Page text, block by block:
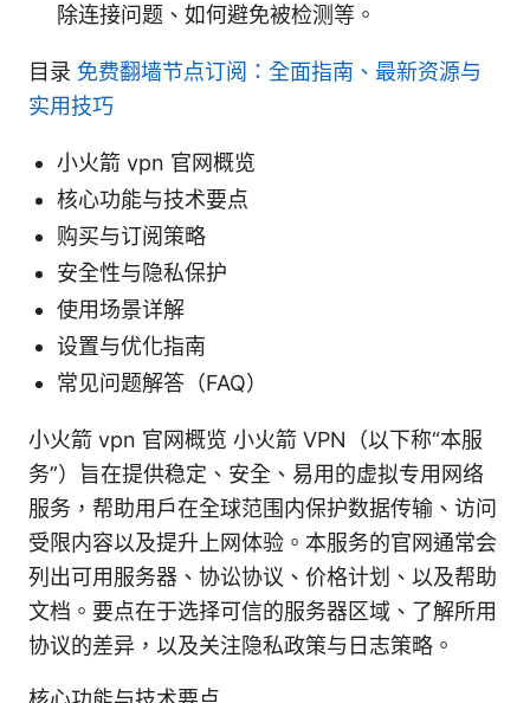
除连接问题、如何避免被检测等。
目录 免费翻墙节点订阅：全面指南、最新资源与
实用技巧
小火箭 vpn 官网概览
核心功能与技术要点
购买与订阅策略
安全性与隐私保护
使用场景详解
设置与优化指南
常见问题解答（FAQ）
小火箭 vpn 官网概览 小火箭 VPN（以下称“本服
务”）旨在提供稳定、安全、易用的虚拟专用网络
服务，帮助用户在全球范围内保护数据传输、访问
受限内容以及提升上网体验。本服务的官网通常会
列出可用服务器、协讼协议、价格计划、以及帮助
文档。要点在于选择可信的服务器区域、了解所用
协议的差异，以及关注隐私政策与日志策略。